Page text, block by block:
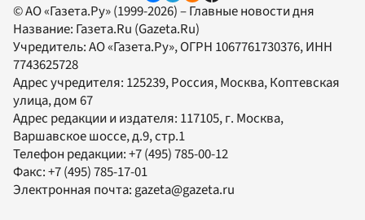
© АО «Газета.Ру» (1999-2026) – Главные новости дня
Название: Газета.Ru (Gazeta.Ru)
Учредитель:АО «Газета.Ру», ОГРН 1067761730376, ИНН
7743625728
Адрес учредителя: 125239, Россия, Москва, Коптевская
улица, дом 67
Адрес редакции и издателя: 117105, г. Москва,
Варшавское шоссе, д.9, стр.1
Телефон редакции:+7 (495) 785-00-12
Факс:+7 (495) 785-17-01
Электронная почта: gazeta@gazeta.ru